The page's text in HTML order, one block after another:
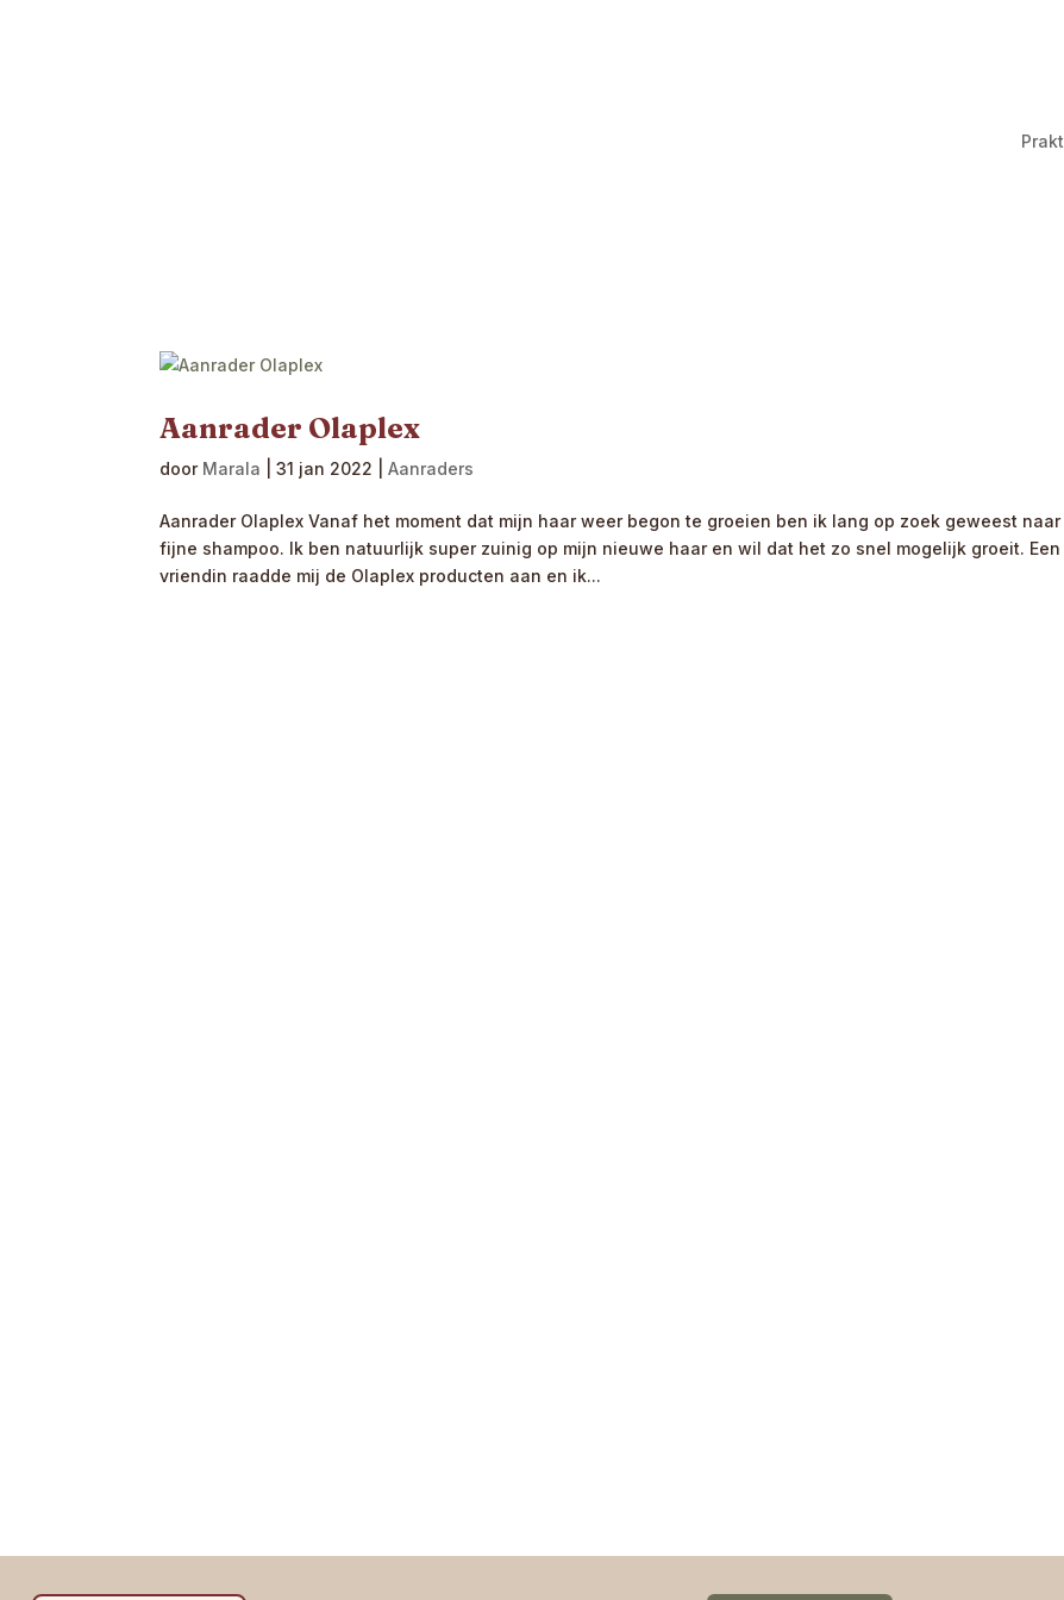
Aanrader Olaplex
door Marala |31 jan 2022 |Aanraders
Aanrader Olaplex Vanaf het moment dat mijn haar weer begon te groeien ben ik lang op zoek geweest naar
fijne shampoo. Ik ben natuurlijk super zuinig op mijn nieuwe haar en wil dat het zo snel mogelijk groeit. Een
vriendin raadde mij de Olaplex producten aan en ik...